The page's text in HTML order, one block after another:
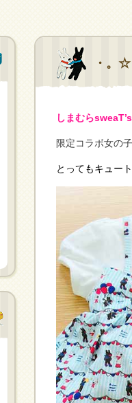
・。
しまむら
限定コラボ女の
とってもキュー